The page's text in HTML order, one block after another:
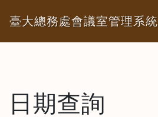
臺大總務處會議室管理系統
日期查詢